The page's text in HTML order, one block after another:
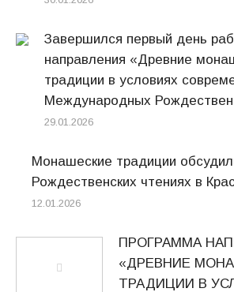
Завершился первый день
направления «Древние
традиции в условиях
Международных
29.01.2026
Монашеские традиции
Рождественских чтениях в
12.01.2026
ПРОГРАММА
«ДРЕВНИЕ
ТРАДИЦИИ В